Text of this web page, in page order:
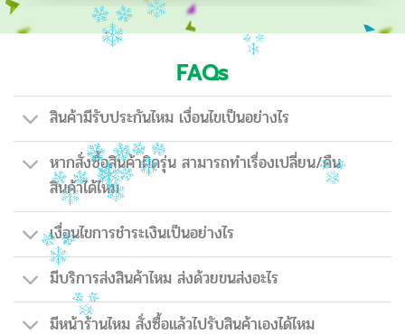
FAQs
สินค้ามีรับประกันไหม เงื่อนไขเป็นอย่างไร
หากสั่งซื้อสินค้าผิดรุ่น สามารถทำเรื่องเปลี่ยน/คืน
สินค้าได้ไหม
เงื่อนไขการชำระเงินเป็นอย่างไร
มีบริการส่งสินค้าไหม ส่งด้วยขนส่งอะไร
มีหน้าร้านไหม สั่งซื้อแล้วไปรับสินค้าเองได้ไหม